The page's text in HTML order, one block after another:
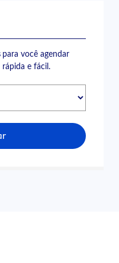
para você agendar
rápida e fácil.